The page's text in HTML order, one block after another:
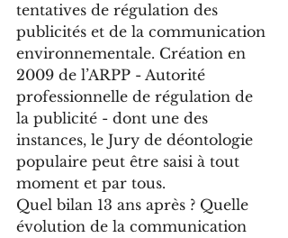
tentatives de régulation des
publicités et de la communication
environnementale. Création en
2009 de l’ARPP - Autorité
professionnelle de régulation de
la publicité - dont une des
instances, le Jury de déontologie
populaire peut être saisi à tout
moment et par tous.
Quel bilan 13 ans après ? Quelle
évolution de la communication